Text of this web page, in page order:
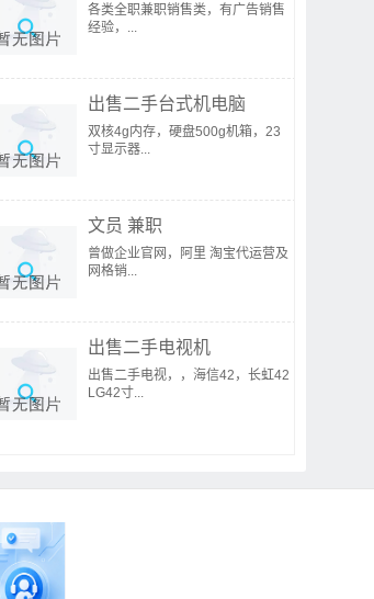
各类全职兼职销售类，有广告销售
经验，...
出售二手台式机电脑
双核4g内存，硬盘500g机箱，23
寸显示器...
文员 兼职
曾做企业官网，阿里 淘宝代运营及
网格销...
出售二手电视机
出售二手电视，，海信42，长虹42
LG42寸...